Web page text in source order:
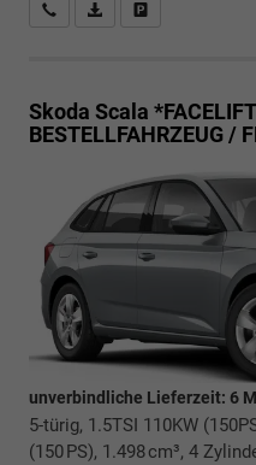
Rückrufbitte absenden
PDF-Datei,
Skoda Scala
BESTELLFAHRZEUG /
unverbindliche Lieferzeit: 6
5-türig, 1.5TSI 110KW
(150 PS), 1.498 cm³, 4